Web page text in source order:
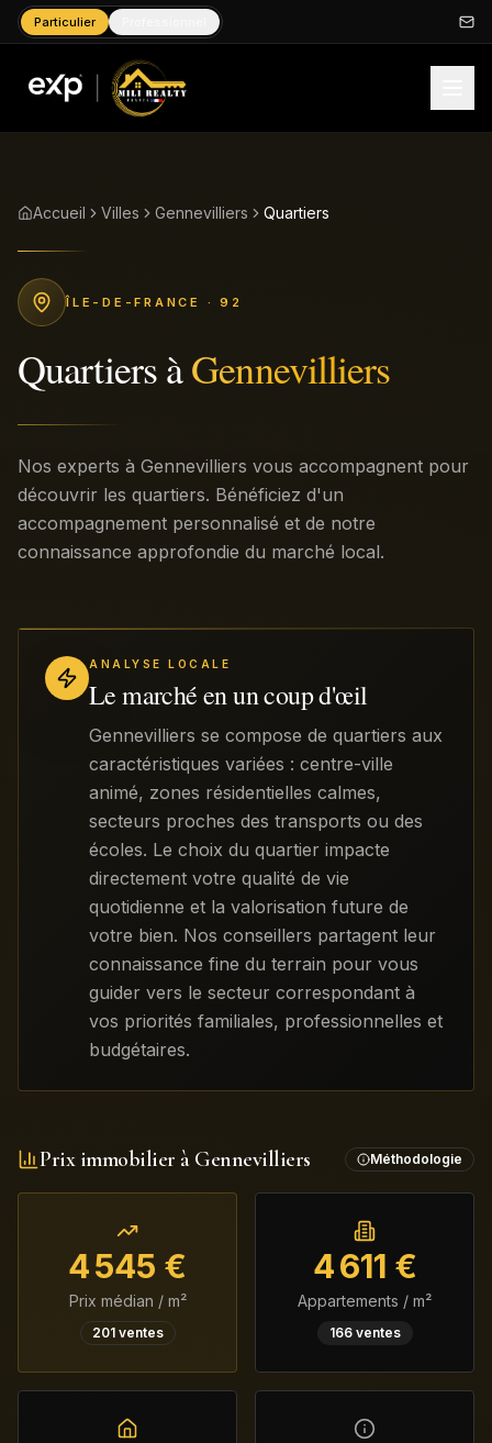
Particulier
Accueil Villes Gennevilliers Quartiers
ÎLE-DE-FRANCE · 92
QuartiersàGennevilliers
Nos experts à Gennevilliers vous accompagnent pour
découvrir les quartiers. Bénéficiez d'un
accompagnement personnalisé et de notre
connaissance approfondie du marché local.
ANALYSE LOCALE
Le marché en un coup d'œil
Gennevilliers se compose de quartiers aux
caractéristiques variées : centre-ville
animé, zones résidentielles calmes,
secteurs proches des transports ou des
écoles. Le choix du quartier impacte
directement votre qualité de vie
quotidienne et la valorisation future de
votre bien. Nos conseillers partagent leur
connaissance fine du terrain pour vous
guider vers le secteur correspondant à
vos priorités familiales, professionnelles et
budgétaires.
Prix immobilier à Gennevilliers Méthodologie
4 545 €
Prix médian / m²
201ventes
4 611 €
Appartements / m²
166ventes